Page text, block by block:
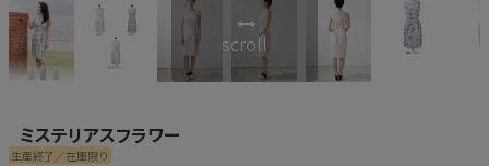
scroll
ミステリアスフラワー
生産終了／在庫限り